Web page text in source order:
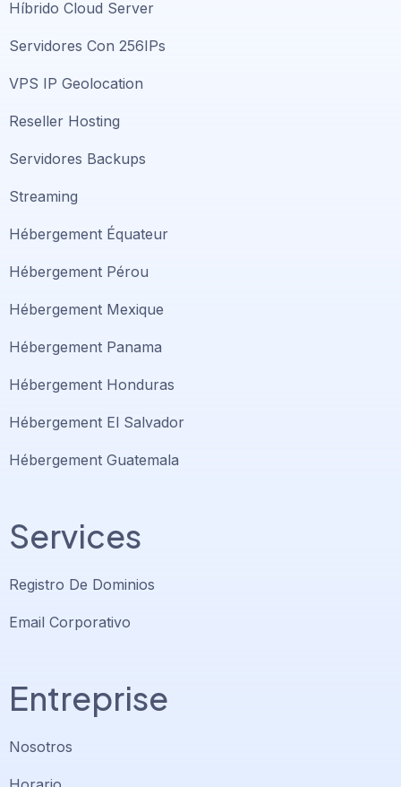
Híbrido Cloud Server
Servidores Con 256IPs
VPS IP Geolocation
Reseller Hosting
Servidores Backups
Streaming
Hébergement Équateur
Hébergement Pérou
Hébergement Mexique
Hébergement Panama
Hébergement Honduras
Hébergement El Salvador
Hébergement Guatemala
Services
Registro De Dominios
Email Corporativo
Entreprise
Nosotros